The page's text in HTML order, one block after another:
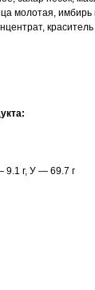
молотая,
9.1 г, У — 69.7 г